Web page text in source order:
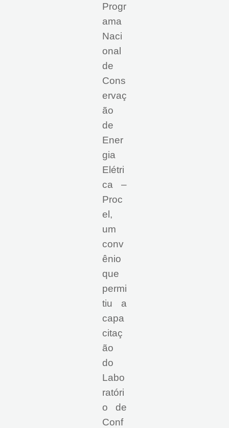
Progr
ama
Naci
onal
de
Cons
ervaç
ão
de
Ener
gia
Elétri
ca –
Proc
el,
um
conv
ênio
que
permi
tiu a
capa
citaç
ão
do
Labo
ratóri
o de
Conf